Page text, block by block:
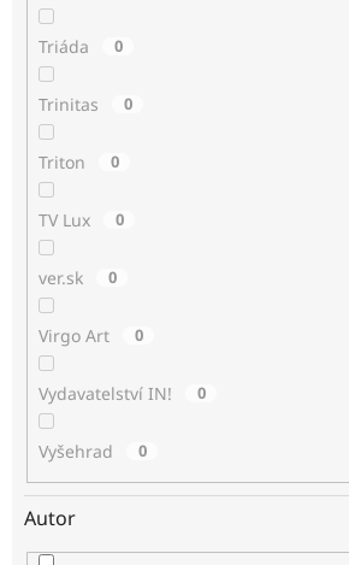
Triáda 0
Trinitas 0
Triton 0
TV Lux 0
ver.sk 0
Virgo Art 0
Vydavatelství IN! 0
Vyšehrad 0
Autor